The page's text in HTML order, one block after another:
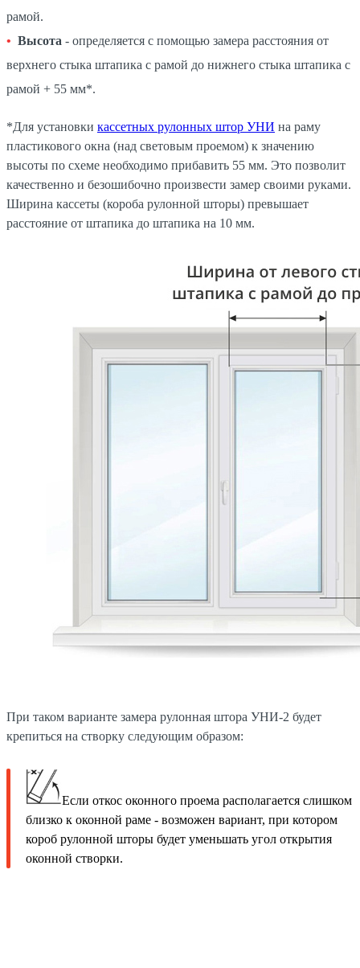
рамой.
Высота - определяется с помощью замера расстояния от
верхнего стыка штапика с рамой до нижнего стыка штапика с
рамой + 55 мм*.
*Для установки кассетных рулонных штор УНИ на раму
пластикового окна (над световым проемом) к значению
высоты по схеме необходимо прибавить 55 мм. Это позволит
качественно и безошибочно произвести замер своими руками.
Ширина кассеты (короба рулонной шторы) превышает
расстояние от штапика до штапика на 10 мм.
При таком варианте замера рулонная штора УНИ-2 будет
крепиться на створку следующим образом:
Если откос оконного проема располагается слишком
близко к оконной раме - возможен вариант, при котором
короб рулонной шторы будет уменьшать угол открытия
оконной створки.